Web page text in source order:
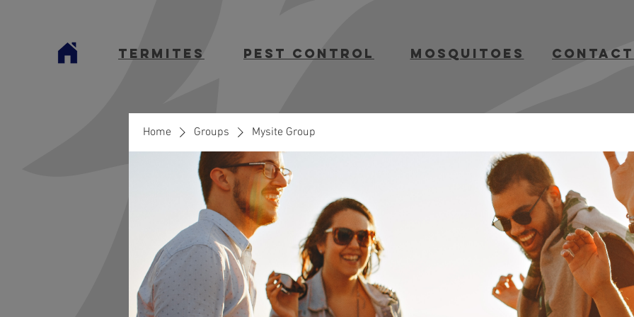
termites Pest Control mosquitoes contact
Home Groups Mysite Group